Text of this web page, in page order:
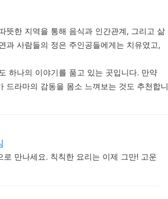
뜻한 지역을 통해 음식과 인간관계, 그리고 삶
과 사람들의 정은 주인공들에게는 치유였고,
하나의 이야기를 품고 있는 곳입니다. 만약
드라마의 감동을 몸소 느껴보는 것도 추천합니
만나세요. 칙칙한 요리는 이제 그만! 고운